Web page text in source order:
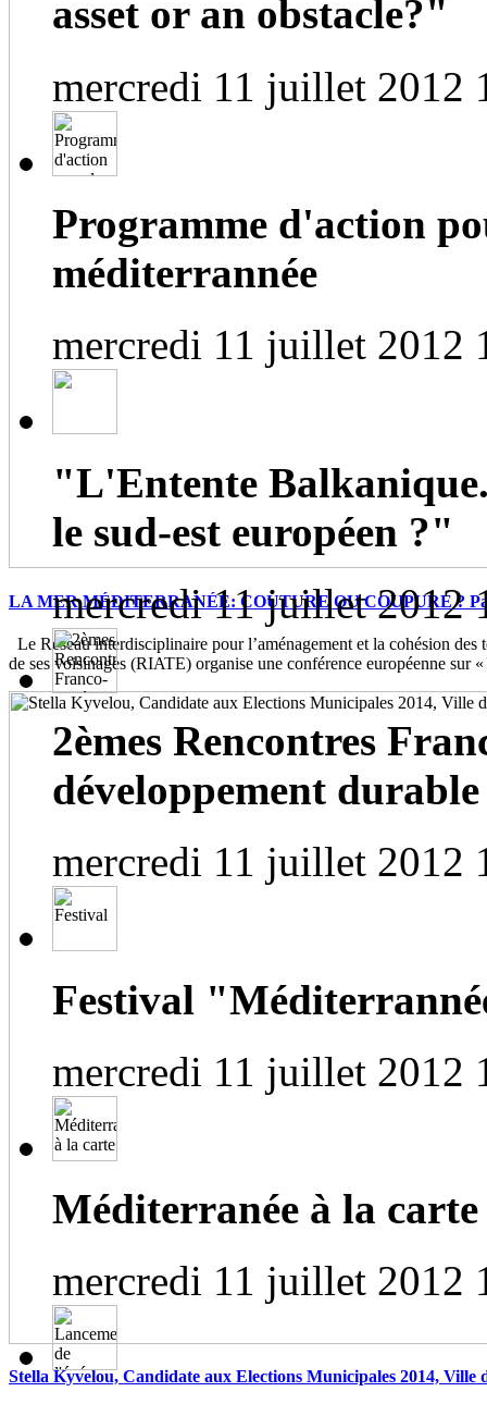
LA MER MÉDITERRANÉE: COUTURE OU COUPURE ?
Le Réseau interdisciplinaire pour l’aménagement et la cohésion des
de ses voisinages (RIATE) organise une conférence européenne sur
Stella Kyvelou, Candidate aux Elections Municipales 2014, Ville
asset or an obstacle?"
mercredi 11 juillet 2012
Programme d'action
méditerrannée
mercredi 11 juillet 2012
"L'Entente
le sud-est européen ?"
mercredi 11 juillet 2012
2èmes Rencontres
développement durable
mercredi 11 juillet 2012
Festival
mercredi 11 juillet 2012
Méditerranée à la carte
mercredi 11 juillet 2012